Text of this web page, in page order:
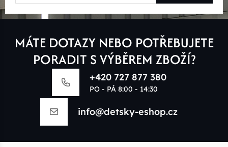
MÁTE DOTAZY NEBO POTŘEBUJETE
PORADIT S VÝBĚREM ZBOŽÍ?
+420 727 877 380
PO - PÁ 8:00 - 14:30
info@detsky-eshop.cz